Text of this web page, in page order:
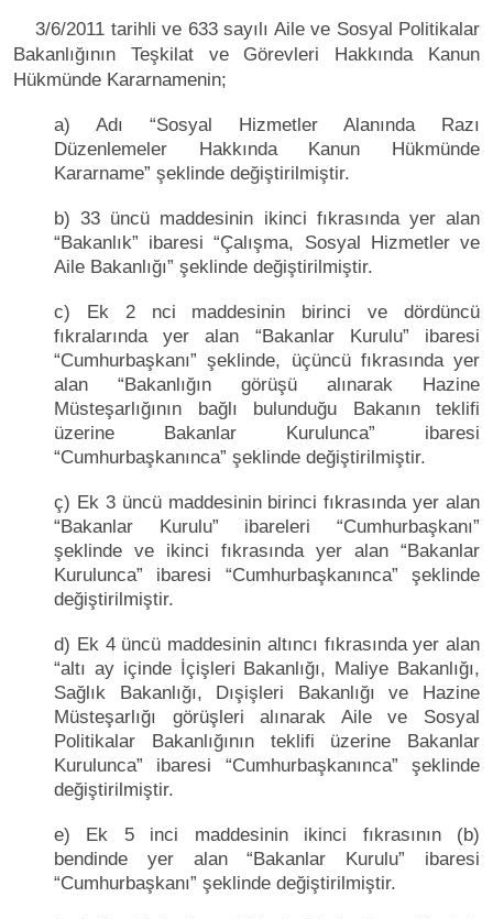
3/6/2011 tarihli ve 633 sayılı Aile ve Sosyal Politikalar
Bakanlığının Teşkilat ve Görevleri Hakkında Kanun
Hükmünde Kararnamenin;
a) Adı “Sosyal Hizmetler Alanında Razı
Düzenlemeler Hakkında Kanun Hükmünde
Kararname” şeklinde değiştirilmiştir.
b) 33 üncü maddesinin ikinci fıkrasında yer alan
“Bakanlık” ibaresi “Çalışma, Sosyal Hizmetler ve
Aile Bakanlığı” şeklinde değiştirilmiştir.
c) Ek 2 nci maddesinin birinci ve dördüncü
fıkralarında yer alan “Bakanlar Kurulu” ibaresi
“Cumhurbaşkanı” şeklinde, üçüncü fıkrasında yer
alan “Bakanlığın görüşü alınarak Hazine
Müsteşarlığının bağlı bulunduğu Bakanın teklifi
üzerine Bakanlar Kurulunca” ibaresi
“Cumhurbaşkanınca” şeklinde değiştirilmiştir.
ç) Ek 3 üncü maddesinin birinci fıkrasında yer alan
“Bakanlar Kurulu” ibareleri “Cumhurbaşkanı”
şeklinde ve ikinci fıkrasında yer alan “Bakanlar
Kurulunca” ibaresi “Cumhurbaşkanınca” şeklinde
değiştirilmiştir.
d) Ek 4 üncü maddesinin altıncı fıkrasında yer alan
“altı ay içinde İçişleri Bakanlığı, Maliye Bakanlığı,
Sağlık Bakanlığı, Dışişleri Bakanlığı ve Hazine
Müsteşarlığı görüşleri alınarak Aile ve Sosyal
Politikalar Bakanlığının teklifi üzerine Bakanlar
Kurulunca” ibaresi “Cumhurbaşkanınca” şeklinde
değiştirilmiştir.
e) Ek 5 inci maddesinin ikinci fıkrasının (b)
bendinde yer alan “Bakanlar Kurulu” ibaresi
“Cumhurbaşkanı” şeklinde değiştirilmiştir.